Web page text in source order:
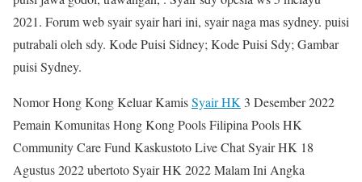
2021. Forum web syair syair hari ini, syair naga mas sydney. puisi
putrabali oleh sdy. Kode Puisi Sidney; Kode Puisi Sdy; Gambar
puisi Sydney.
Nomor Hong Kong Keluar KamisSyair HK 3 Desember 2022
Pemain Komunitas Hong Kong Pools Filipina Pools HK
Community Care Fund Kaskustoto Live Chat Syair HK 18
Agustus 2022 ubertoto Syair HK 2022 Malam Ini Angka